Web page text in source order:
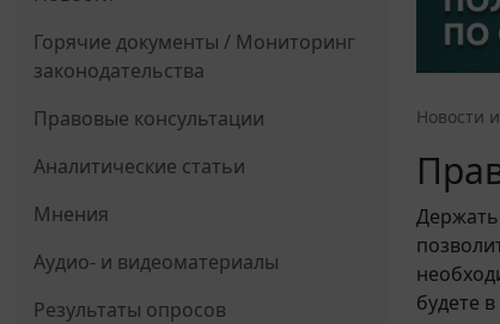
Горячие документы / Мониторинг
законодательства
Правовые консультации
Аналитические статьи
Мнения
Аудио- и видеоматериалы
Результаты опросов
Новости
будете